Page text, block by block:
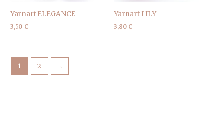
Yarnart ELEGANCE
3,50 €
Yarnart LILY
3,80 €
1 2 →